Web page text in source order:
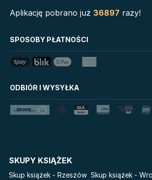
Grzeszni Miliarderzy
Uniwersum Reina Roja
Królestwo kłamstw
Lato
Tim Marshall
Star Wars
Pamiętniki Wampirów
Światy
Aplikację pobrano już 36897 razy!
SPOSOBY PŁATNOŚCI
ODBIÓR I WYSYŁKA
SKUPY KSIĄŻEK
Skup książek - Rzeszów Skup książek -